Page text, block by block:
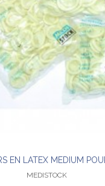
EN LATEX MEDIUM
MEDISTOCK